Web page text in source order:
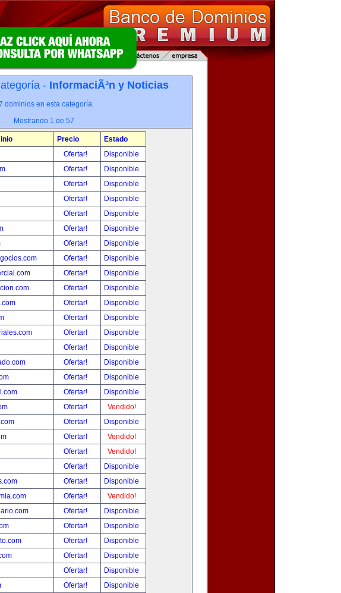
- InformaciÃ³n y Noticias
dominios en esta categoría.
Mostrando 1 de 57
Precio
Estado
Ofertar!
Disponible
Ofertar!
Disponible
Ofertar!
Disponible
Ofertar!
Disponible
Ofertar!
Disponible
Ofertar!
Disponible
Ofertar!
Disponible
Ofertar!
Disponible
Ofertar!
Disponible
Ofertar!
Disponible
Ofertar!
Disponible
Ofertar!
Disponible
Ofertar!
Disponible
Ofertar!
Disponible
Ofertar!
Disponible
Ofertar!
Disponible
Ofertar!
Disponible
Ofertar!
Vendido!
Ofertar!
Disponible
Ofertar!
Vendido!
Ofertar!
Vendido!
Ofertar!
Disponible
Ofertar!
Disponible
Ofertar!
Vendido!
Ofertar!
Disponible
Ofertar!
Disponible
Ofertar!
Disponible
Ofertar!
Disponible
Ofertar!
Disponible
Ofertar!
Disponible